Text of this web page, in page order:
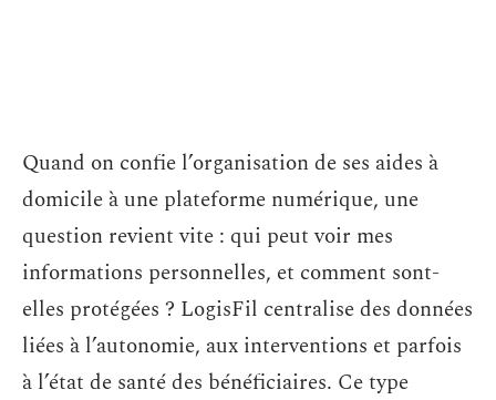
Quand on confie l’organisation de ses aides à
domicile à une plateforme numérique, une
question revient vite : qui peut voir mes
informations personnelles, et comment sont-
elles protégées ? LogisFil centralise des données
liées à l’autonomie, aux interventions et parfois
à l’état de santé des bénéficiaires. Ce type